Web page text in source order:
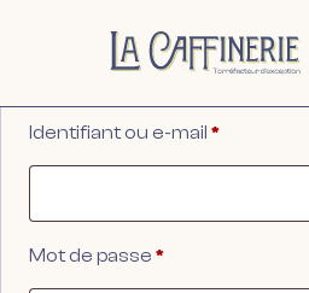
SE CONNECTER
Identifiant ou e-mail *Obligatoire
Mot de passe *Obligatoire